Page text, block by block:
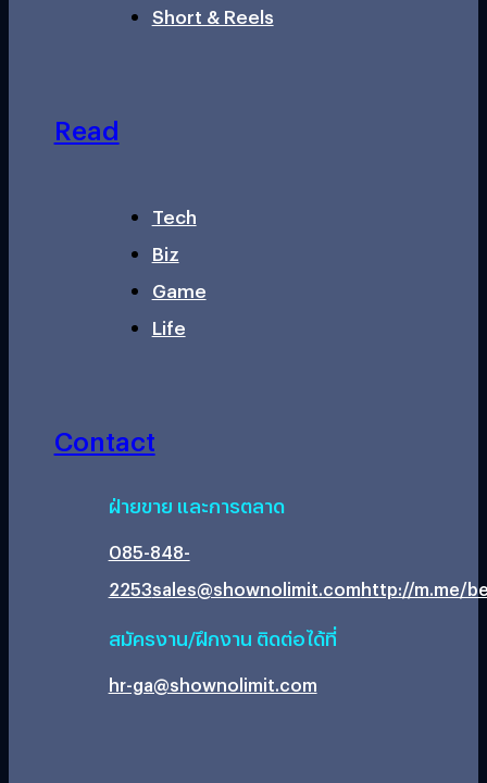
Short & Reels
Read
Tech
Biz
Game
Life
Contact
ฝ่ายขาย และการตลาด
085-848-
2253sales@shownolimit.comhttp://m.me/
สมัครงาน/ฝึกงาน ติดต่อได้ที่
hr-ga@shownolimit.com